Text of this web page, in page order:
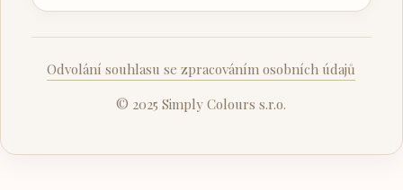
Odvolání souhlasu se zpracováním osobních údajů
© 2025 Simply Colours s.r.o.